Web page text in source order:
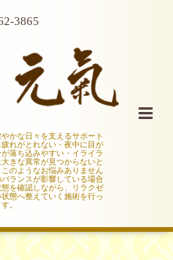
3865
かな日々を支えるサポート
れがとれない・夜中に目が
落ち込みやすい・イライラ
きな異常が見つからないと
のようなお悩みありません
ランスが影響している場合
を確認しながら、リラクゼ
態へ整えていく施術を行っ
。